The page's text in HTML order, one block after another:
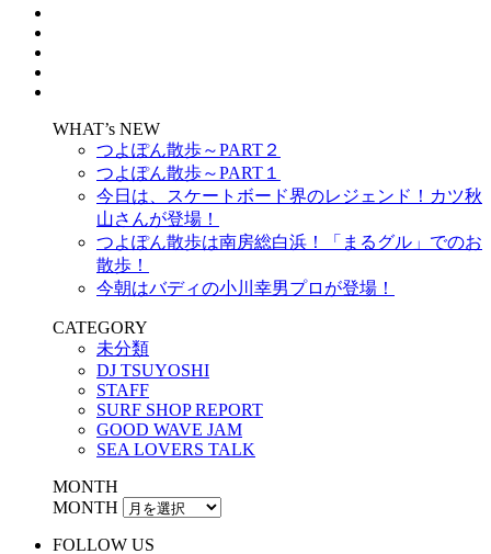
WHAT’s NEW
つよぽん散歩～PART２
つよぽん散歩～PART１
今日は、スケートボード界のレジェンド！カツ秋
山さんが登場！
つよぽん散歩は南房総白浜！「まるグル」でのお
散歩！
今朝はバディの小川幸男プロが登場！
CATEGORY
未分類
DJ TSUYOSHI
STAFF
SURF SHOP REPORT
GOOD WAVE JAM
SEA LOVERS TALK
MONTH
MONTH
FOLLOW US